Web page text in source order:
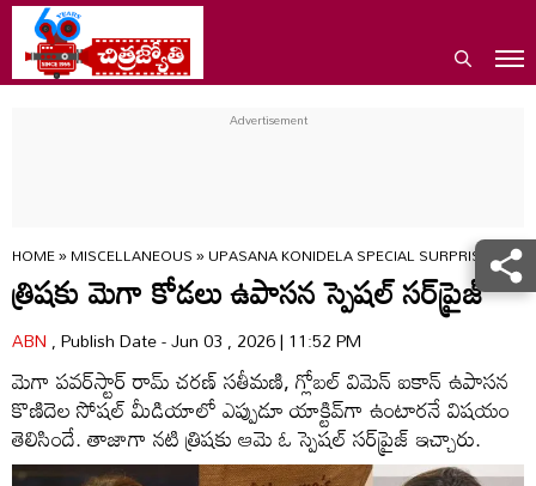
HOME»MISCELLANEOUS»UPASANA KONIDELA SPECIAL SURPRISE GIFT
త్రిషకు మెగా కోడలు ఉపాసన స్పెషల్ సర్‌ప్రైజ్‌
ABN, Publish Date - Jun 03 , 2026 | 11:52 PM
మెగా పవర్‌స్టార్ రామ్ చరణ్ సతీమణి, గ్లోబల్ విమెన్ ఐకాన్ ఉపాసన
కొణిదెల సోషల్ మీడియాలో ఎప్పుడూ యాక్టివ్‌గా ఉంటారనే విషయం
తెలిసిందే. తాజాగా నటి త్రిషకు ఆమె ఓ స్పెషల్ సర్‌ప్రైజ్ ఇచ్చారు.